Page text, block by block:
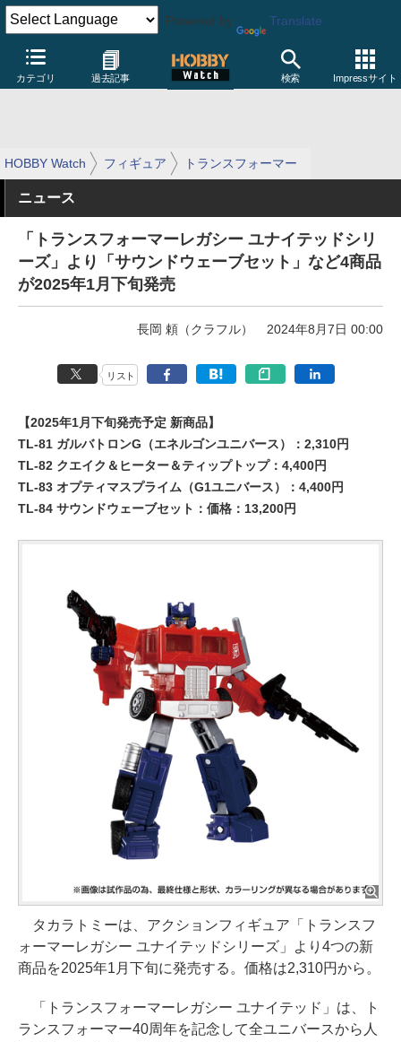
Powered by Translate
カテゴリ 過去記事 検索 Impressサイト
HOBBY Watch フィギュア トランスフォーマー
ニュース
「トランスフォーマーレガシー ユナイテッドシリ
ーズ」より「サウンドウェーブセット」など4商品
が2025年1月下旬発売
長岡 頼（クラフル） 2024年8月7日 00:00
リスト
【2025年1月下旬発売予定 新商品】
TL-81 ガルバトロンG（エネルゴンユニバース）：2,310円
TL-82 クエイク＆ヒーター＆ティップトップ：4,400円
TL-83 オプティマスプライム（G1ユニバース）：4,400円
TL-84 サウンドウェーブセット：価格：13,200円
タカラトミーは、アクションフィギュア「トランスフ
ォーマーレガシー ユナイテッドシリーズ」より4つの新
商品を2025年1月下旬に発売する。価格は2,310円から。
「トランスフォーマーレガシー ユナイテッド」は、ト
ランスフォーマー40周年を記念して全ユニバースから人